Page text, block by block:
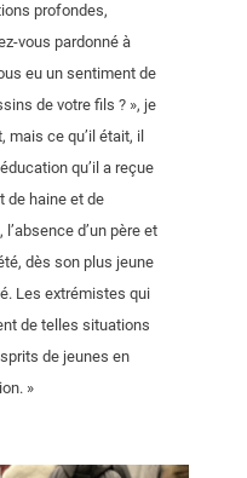
profondes,
vous pardonné à
eu un sentiment de
de votre fils ? », je
mais ce qu’il était, il
qu’il a reçue
de haine et de
d’un père et
dès son plus jeune
Les extrémistes qui
de telles situations
de jeunes en
»